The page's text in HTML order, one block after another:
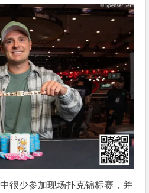
很少参加现场扑克锦标赛，并